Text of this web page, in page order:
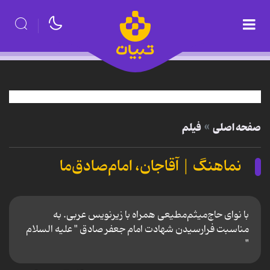
صفحه اصلی فیلم
نماهنگ | آقاجان، امام‌صادق‌ما
با نوای حاج‌میثم‌مطیعی همراه با زیرنویس عربی. به
مناسبت فرارسیدن شهادت امام جعفر صادق " علیه السلام
"